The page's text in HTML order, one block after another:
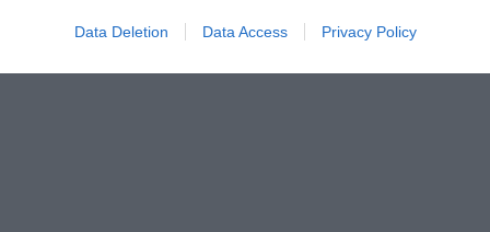
Data Deletion Data Access Privacy Policy